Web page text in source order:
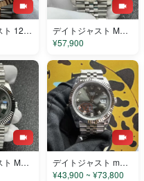
デイトジャスト 126331-1 コピー
デイトジャスト M126334-0014 コピー
¥57,900
デイトジャスト M126334-0022 コピー
デイトジャスト m126234-0036 コピー
¥43,900 ~ ¥73,800